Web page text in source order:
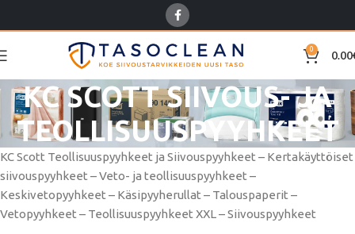
0 0.00
KC SCOTT SIIVOUS- JA
TEOLLISUUSPYYHKEET
KC Scott Teollisuuspyyhkeet ja Siivouspyyhkeet – Kertakäyttöiset
siivouspyyhkeet – Veto- ja teollisuuspyyhkeet –
Keskivetopyyhkeet – Käsipyyherullat – Talouspaperit –
Vetopyyhkeet – Teollisuuspyyhkeet XXL – Siivouspyyhkeet